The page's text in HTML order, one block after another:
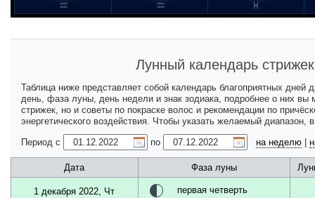
Лунный календарь
Таблица ниже представляет собой календарь благоприятных
день, фаза луны, день недели и знак зодиака, подробнее о них вы
стрижек, но и советы по покраске волос и рекомендации по
энергетического воздействия. Чтобы указать желаемый
Период с
по на неделю
Дата Фаза луны
1 декабря 2022, Чт первая четверть